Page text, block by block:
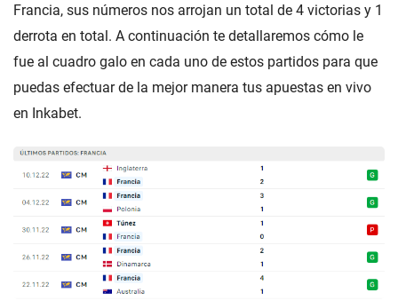
Francia, sus números nos arrojan un total de 4 victorias y 1
derrota en total. A continuación te detallaremos cómo le
fue al cuadro galo en cada uno de estos partidos para que
puedas efectuar de la mejor manera tus apuestas en vivo
en Inkabet.